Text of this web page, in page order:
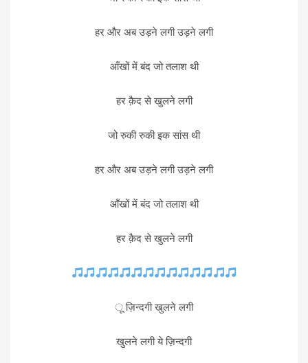
हर और अब उड़ने लगी उड़ने लगी
आँखों में बंद जो तलाश थी
हर क़ैद से खुलने लगी
जो रुकी रुकी इक सांस थी
हर और अब उड़ने लगी उड़ने लगी
आँखों में बंद जो तलाश थी
हर क़ैद से खुलने लगी
ू ज़िन्दगी खुलने लगी
खुलने लगी ये ज़िन्दगी